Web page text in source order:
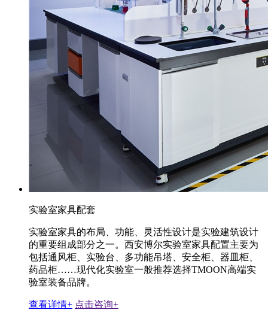
实验室家具配套
实验室家具的布局、功能、灵活性设计是实验建筑设计
的重要组成部分之一。西安博尔实验室家具配置主要为
包括通风柜、实验台、多功能吊塔、安全柜、器皿柜、
药品柜……现代化实验室一般推荐选择TMOON高端实
验室装备品牌。
查看详情+ 点击咨询+